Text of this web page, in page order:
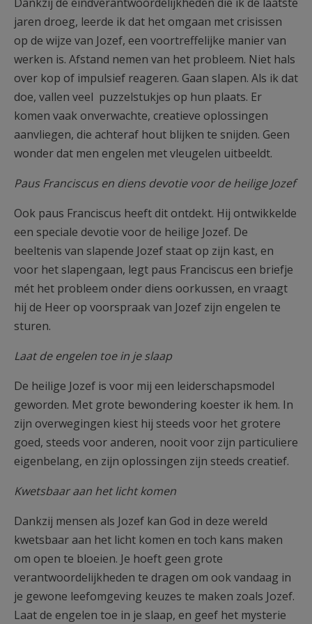
jaren droeg, leerde ik dat het omgaan met crisissen
op de wijze van Jozef, een voortreffelijke manier van
werken is. Afstand nemen van het probleem. Niet hals
over kop of impulsief reageren. Gaan slapen. Als ik dat
doe, vallen veel puzzelstukjes op hun plaats. Er
komen vaak onverwachte, creatieve oplossingen
aanvliegen, die achteraf hout blijken te snijden. Geen
wonder dat men engelen met vleugelen uitbeeldt.
Paus Franciscus en diens devotie voor de heilige Jozef
Ook paus Franciscus heeft dit ontdekt. Hij ontwikkelde
een speciale devotie voor de heilige Jozef. De
beeltenis van slapende Jozef staat op zijn kast, en
voor het slapengaan, legt paus Franciscus een briefje
mét het probleem onder diens oorkussen, en vraagt
hij de Heer op voorspraak van Jozef zijn engelen te
sturen.
Laat de engelen toe in je slaap
De heilige Jozef is voor mij een leiderschapsmodel
geworden. Met grote bewondering koester ik hem. In
zijn overwegingen kiest hij steeds voor het grotere
goed, steeds voor anderen, nooit voor zijn particuliere
eigenbelang, en zijn oplossingen zijn steeds creatief.
Kwetsbaar aan het licht komen
Dankzij mensen als Jozef kan God in deze wereld
kwetsbaar aan het licht komen en toch kans maken
om open te bloeien. Je hoeft geen grote
verantwoordelijkheden te dragen om ook vandaag in
je gewone leefomgeving keuzes te maken zoals Jozef.
Laat de engelen toe in je slaap, en geef het mysterie